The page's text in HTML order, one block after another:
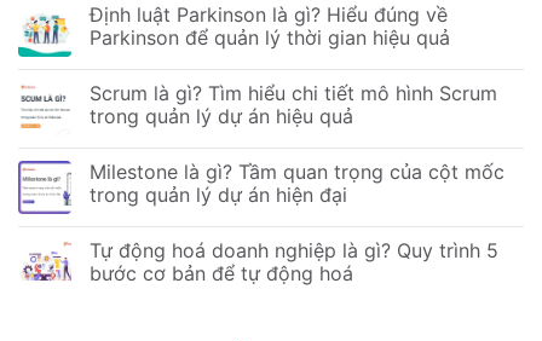
Định luật Parkinson là gì? Hiểu đúng về
Parkinson để quản lý thời gian hiệu quả
Scrum là gì? Tìm hiểu chi tiết mô hình Scrum
trong quản lý dự án hiệu quả
Milestone là gì? Tầm quan trọng của cột mốc
trong quản lý dự án hiện đại
Tự động hoá doanh nghiệp là gì? Quy trình 5
bước cơ bản để tự động hoá